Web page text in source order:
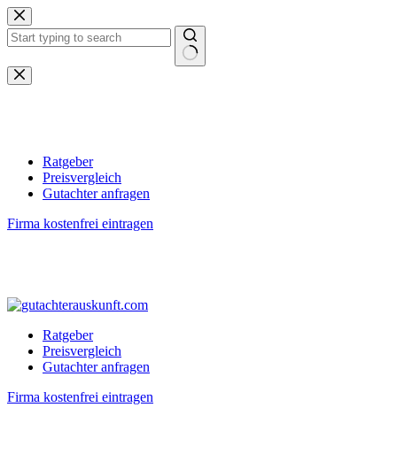
Zum
Inhalt
springen
Keine
Ergebnisse
Ratgeber
Preisvergleich
Gutachter anfragen
Firma kostenfrei eintragen
Ratgeber
Preisvergleich
Gutachter anfragen
Firma kostenfrei eintragen